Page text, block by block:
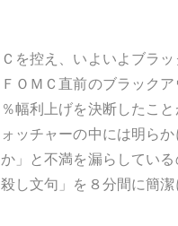
を控え、いよいよブラ
ＭＣ直前のブラック
幅利上げを決断したこ
ッチャーの中には明ら
」と不満を漏らしてい
し文句」を８分間に簡